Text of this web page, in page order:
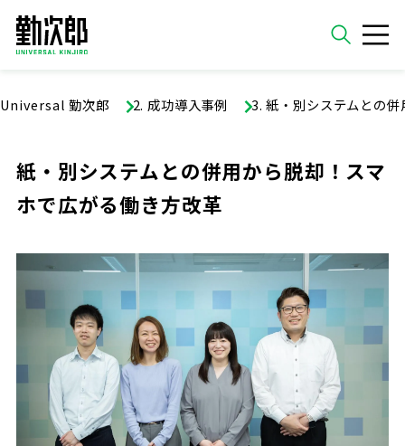
検索
Universal 勤次郎 成功導入事例 紙・別システムとの
紙・別システムとの併用から脱却！スマ
ホで広がる働き方改革